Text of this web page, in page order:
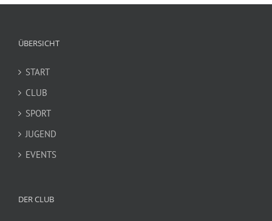
ÜBERSICHT
START
CLUB
SPORT
JUGEND
EVENTS
DER CLUB